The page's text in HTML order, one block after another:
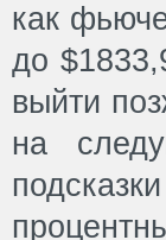
как
до
выйти
на